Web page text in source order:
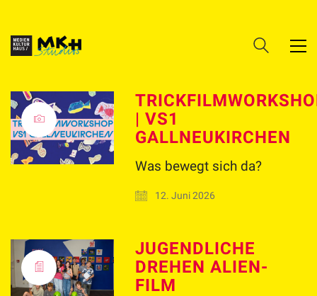
| VS1
GALLNEUKIRCHEN
Was bewegt sich da?
12. Juni 2026
JUGENDLICHE
DREHEN ALIEN-
FILM